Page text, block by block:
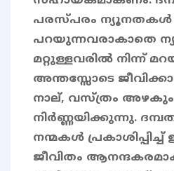
പരസ്പരം ന്യൂനതകള്‍
പറയുന്നവരാകാതെ
മറ്റുള്ളവരില്‍ നിന്ന്
അന്തസ്സോടെ
നാല്, വസ്ത്രം അഴകും
നിര്‍ണ്ണയിക്കുന്നു.
നന്മകള്‍
ജീവിതം